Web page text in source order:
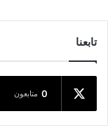
تابعنا
0 متابعون